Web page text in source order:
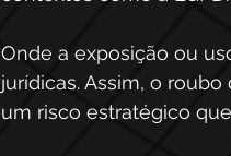
Onde a exposição ou
jurídicas. Assim, o
um risco estratégico